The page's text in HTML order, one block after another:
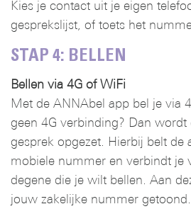
Kies je contact uit je eigen
gesprekslijst, of toets het
STAP 4: BELLEN
Bellen via 4G of WiFi
Met de ANNAbel app bel je via
geen 4G verbinding? Dan wordt
gesprek opgezet. Hierbij belt de
mobiele nummer en verbindt je
degene die je wilt bellen. Aan
jouw zakelijke nummer getoond.